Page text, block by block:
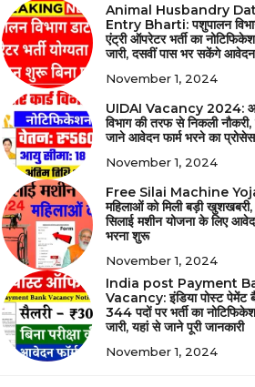
Animal Husbandry
Entry Bharti: पशुपालन
एंट्री ऑपरेटर भर्ती का
जारी, दसवीं पास भर सकेंगे आवेदन
November 1, 2024
UIDAI Vacancy 2024:
विभाग की तरफ से निकली
जाने आवेदन फार्म भरने का प्रोसेस
November 1, 2024
Free Silai Machine
महिलाओं को मिली बड़ी खुशखबरी,
सिलाई मशीन योजना के लिए
भरना शुरू
November 1, 2024
India post Payment
Vacancy: इंडिया पोस्ट पेमेंट
344 पदों पर भर्ती का
जारी, यहां से जाने पूरी जानकारी
November 1, 2024